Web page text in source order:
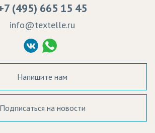
ПД
(495) 665 15 45
info@textelle.ru
Напишите нам
Подписаться на новости